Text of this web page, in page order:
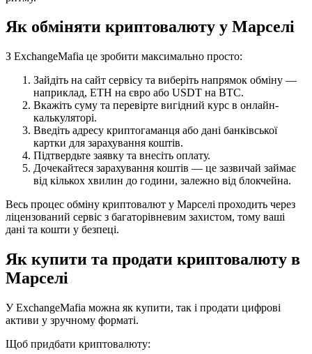
Як обміняти криптовалюту у Марселі
З ExchangeMafia це зробити максимально просто:
Зайдіть на сайт сервісу та виберіть напрямок обміну —
наприклад, ETH на євро або USDT на BTC.
Вкажіть суму та перевірте вигідний курс в онлайн-
калькуляторі.
Введіть адресу криптогаманця або дані банківської
картки для зарахування коштів.
Підтвердьте заявку та внесіть оплату.
Дочекайтеся зарахування коштів — це зазвичай займає
від кількох хвилин до години, залежно від блокчейна.
Весь процес обміну криптовалют у Марселі проходить через
ліцензований сервіс з багаторівневим захистом, тому ваші
дані та кошти у безпеці.
Як купити та продати криптовалюту в
Марселі
У ExchangeMafia можна як купити, так і продати цифрові
активи у зручному форматі.
Щоб придбати криптовалюту: